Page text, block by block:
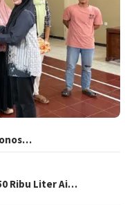
Ribu Liter Ai…